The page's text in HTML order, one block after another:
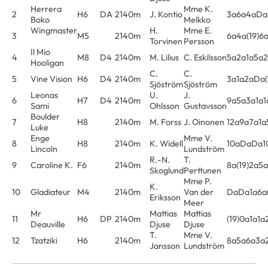
2
Herrera
Boko
H6 DA 2140m J. KontioMme K.
Melkko
3
WingmasterM5 2140m
H.
Torvinen
Mme E.
Persson
4
Il Mio
Hooligan
M8 D4 2140m M. Lilius C. Eskilsson
5
Vine Vision H6 D4 2140m
C.
Sjöström
C.
Sjöström
6
Leonas
Sami
H7 D4 2140m
U.
Ohlsson
J.
Gustavsson
7
Boulder
Luke
H8 2140m M. Forss J. Oinonen
8
Enge
Lincoln
H8 2140m K. WidellMme V.
Lundström
9
Caroline K. F6 2140m
R.-N.
Skoglund
T.
Perttunen
10 Gladiateur M4 2140m
K.
Eriksson
Mme P.
Van der
Meer
11
Mr
Deauville
H6 DP 2140m
Mattias
Djuse
Mattias
Djuse
12
Tzatziki H6 2140m
T.
Jansson
Mme V.
Lundström